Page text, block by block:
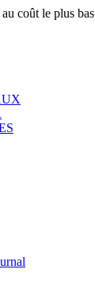
coût le plus bas